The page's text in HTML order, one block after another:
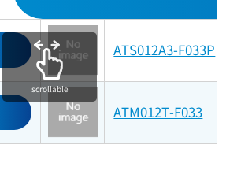
ATS012A3-F033P
ATM012T-F033
scrollable